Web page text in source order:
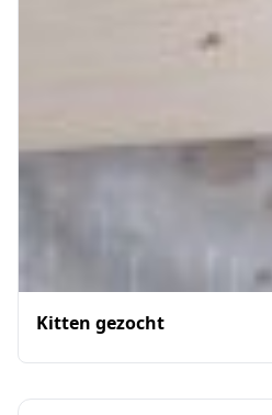
Kitten gezocht